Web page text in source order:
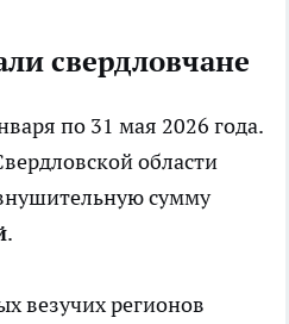
свердловчане
по 31 мая 2026 года.
области
сумму
.
везучих регионов